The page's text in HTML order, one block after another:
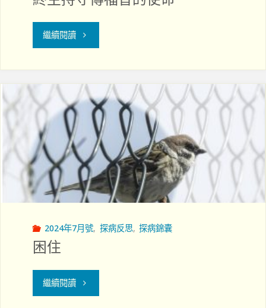
繼續閱讀"終
持
守
傳
福
音
2024年7月號, 探病反思, 探病錦囊
困住
繼續閱讀"困